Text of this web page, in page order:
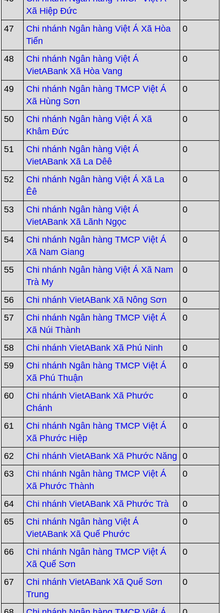
Xã Hiệp Đức
47
Chi nhánh Ngân hàng Việt Á Xã Hòa
Tiến
0
48
Chi nhánh Ngân hàng Việt Á
VietABank Xã Hòa Vang
0
49
Chi nhánh Ngân hàng TMCP Việt Á
Xã Hùng Sơn
0
50
Chi nhánh Ngân hàng Việt Á Xã
Khâm Đức
0
51
Chi nhánh Ngân hàng Việt Á
VietABank Xã La Dêê
0
52
Chi nhánh Ngân hàng Việt Á Xã La
Êê
0
53
Chi nhánh Ngân hàng Việt Á
VietABank Xã Lãnh Ngọc
0
54
Chi nhánh Ngân hàng TMCP Việt Á
Xã Nam Giang
0
55
Chi nhánh Ngân hàng Việt Á Xã Nam
Trà My
0
56 Chi nhánh VietABank Xã Nông Sơn
0
57
Chi nhánh Ngân hàng TMCP Việt Á
Xã Núi Thành
0
58 Chi nhánh VietABank Xã Phú Ninh
0
59
Chi nhánh Ngân hàng TMCP Việt Á
Xã Phú Thuận
0
60
Chi nhánh VietABank Xã Phước
Chánh
0
61
Chi nhánh Ngân hàng TMCP Việt Á
Xã Phước Hiệp
0
62 Chi nhánh VietABank Xã Phước Năng
0
63
Chi nhánh Ngân hàng TMCP Việt Á
Xã Phước Thành
0
64 Chi nhánh VietABank Xã Phước Trà
0
65
Chi nhánh Ngân hàng Việt Á
VietABank Xã Quế Phước
0
66
Chi nhánh Ngân hàng TMCP Việt Á
Xã Quế Sơn
0
67
Chi nhánh VietABank Xã Quế Sơn
Trung
0